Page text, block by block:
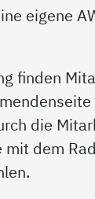
eigene
finden
die
dem